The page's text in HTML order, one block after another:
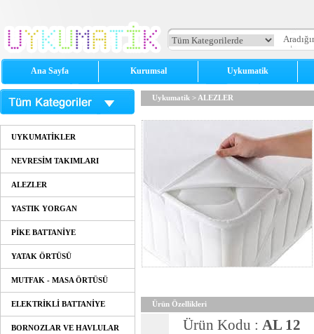
Ana Sayfa Kurumsal Uykumatik
UYKUMATİKLER
NEVRESİM TAKIMLARI
ALEZLER
YASTIK YORGAN
PİKE BATTANİYE
YATAK ÖRTÜSÜ
MUTFAK - MASA ÖRTÜSÜ
ELEKTRİKLİ BATTANİYE
BORNOZLAR VE HAVLULAR
Uykumatik > ALEZLER
Ürün Özellikleri
Ürün Kodu : AL 12